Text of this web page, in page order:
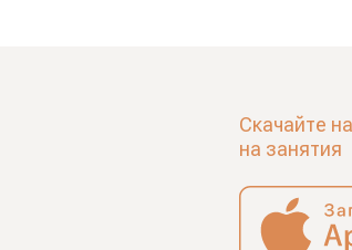
Скачайте
на занятия